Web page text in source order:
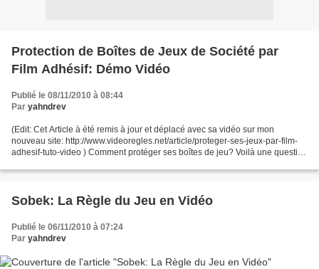
Protection de Boîtes de Jeux de Société par
Film Adhésif: Démo Vidéo
Publié le 08/11/2010 à 08:44
Par yahndrev
(Edit: Cet Article à été remis à jour et déplacé avec sa vidéo sur mon
nouveau site: http://www.videoregles.net/article/proteger-ses-jeux-par-film-
adhesif-tuto-video ) Comment protéger ses boîtes de jeu? Voilà une question
Sobek: La Règle du Jeu en Vidéo
Publié le 06/11/2010 à 07:24
Par yahndrev